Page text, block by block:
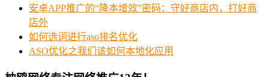
安卓APP推广的“降本增效”密码：守好商店内，打好商
店外
如何选词进行aso排名优化
ASO优化之我们该如何本地化应用